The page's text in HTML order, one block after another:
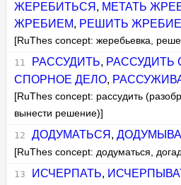
ЖЕРЕБИТЬСЯ , МЕТАТЬ
ЖРЕБИЕМ, РЕШИТЬ
[RuThes concept: жеребьевка,
РАССУДИТЬ, РАССУДИТЬ
СПОРНОЕ ДЕЛО,
[RuThes concept: рассудить
вынести решение)]
ДОДУМАТЬСЯ ,
[RuThes concept: додуматься,
ИСЧЕРПАТЬ,